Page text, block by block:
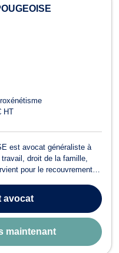
HT
est avocat généraliste à
droit de la famille,
pour le recouvrement
si vous êtes sujet à un
avocat
maintenant